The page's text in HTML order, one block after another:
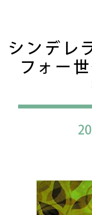
シンデレ
フォー